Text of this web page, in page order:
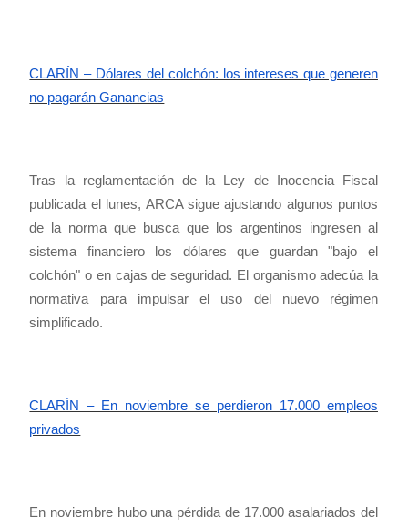
CLARÍN – Dólares del colchón: los intereses que generen
no pagarán Ganancias
Tras la reglamentación de la Ley de Inocencia Fiscal
publicada el lunes, ARCA sigue ajustando algunos puntos
de la norma que busca que los argentinos ingresen al
sistema financiero los dólares que guardan "bajo el
colchón" o en cajas de seguridad. El organismo adecúa la
normativa para impulsar el uso del nuevo régimen
simplificado.
CLARÍN – En noviembre se perdieron 17.000 empleos
privados
En noviembre hubo una pérdida de 17.000 asalariados del